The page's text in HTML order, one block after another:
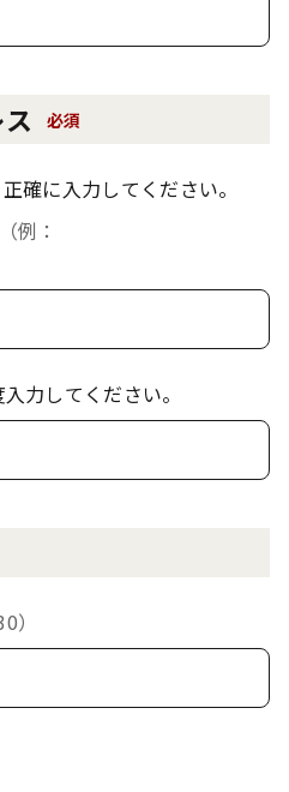
必須
確に入力してください。
例：
力してください。
）